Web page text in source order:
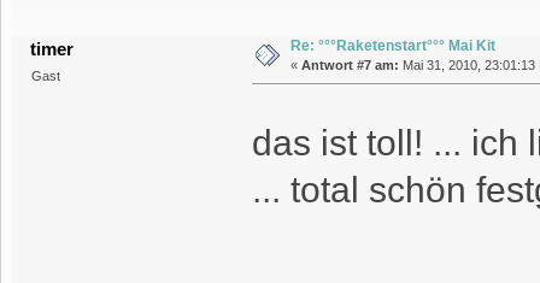
timer
Gast
Re: °°°Raketenstart°°° Mai Kit
« Antwort #7 am: Mai 31, 2010, 23:01:13
das ist toll! ...
... total schön